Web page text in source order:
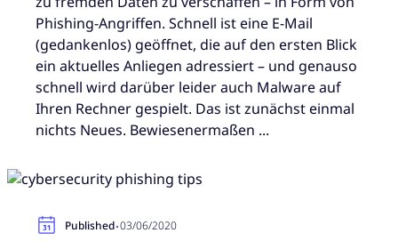
Phishing-Angriffen. Schnell ist eine E-Mail
(gedankenlos) geöffnet, die auf den ersten Blick
ein aktuelles Anliegen adressiert – und genauso
schnell wird darüber leider auch Malware auf
Ihren Rechner gespielt. Das ist zunächst einmal
nichts Neues. Bewiesenermaßen ...
Published·03/06/2020